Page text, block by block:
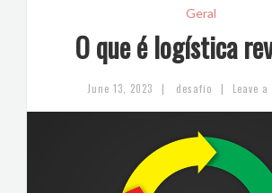
Geral
O que é logística
June 13, 2023 | desafio | Leave